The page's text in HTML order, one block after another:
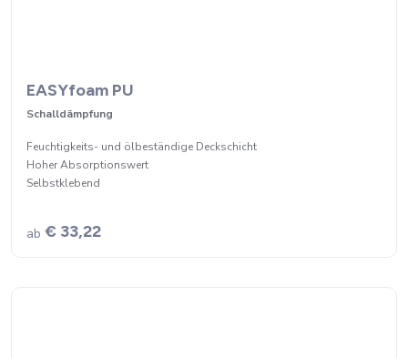
EASYfoam PU
Schalldämpfung
Feuchtigkeits- und ölbeständige Deckschicht
Hoher Absorptionswert
Selbstklebend
ab € 33,22